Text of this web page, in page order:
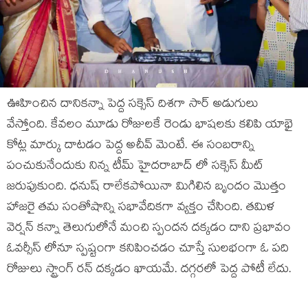
ఊహించిన దానికన్నా పెద్ద సక్సెస్ దిశగా సార్ అడుగులు
వేస్తోంది. కేవలం మూడు రోజులకే రెండు భాషలకు కలిపి యాభై
కోట్ల మార్కు దాటడం పెద్ద అచీవ్ మెంటే. ఈ సంబరాన్ని
పంచుకునేందుకు నిన్న టీమ్ హైదరాబాద్ లో సక్సెస్ మీట్
జరుపుకుంది. ధనుష్ రాలేకపోయినా మిగిలిన బృందం మొత్తం
హాజరై తమ సంతోషాన్ని సభావేదికగా వ్యక్తం చేసింది. తమిళ
వెర్షన్ కన్నా తెలుగులోనే మంచి స్పందన దక్కడం దాని ప్రభావం
ఓవర్సీస్ లోనూ స్పష్టంగా కనిపించడం చూస్తే సులభంగా ఓ పది
రోజులు స్ట్రాంగ్ రన్ దక్కడం ఖాయమే. దగ్గరలో పెద్ద పోటీ లేదు.